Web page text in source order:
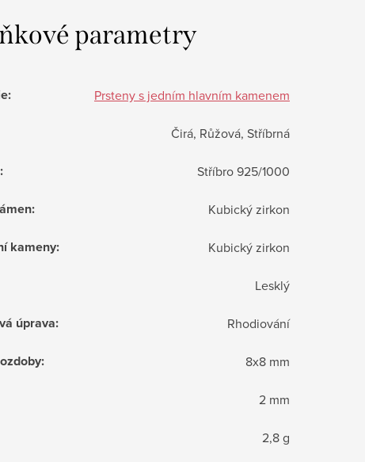
parametry
: Prsteny s jedním hlavním kamenem
Čirá, Růžová, Stříbrná
: Stříbro 925/1000
: Kubický zirkon
kameny: Kubický zirkon
Lesklý
úprava: Rhodiování
: 8x8 mm
2 mm
2,8 g